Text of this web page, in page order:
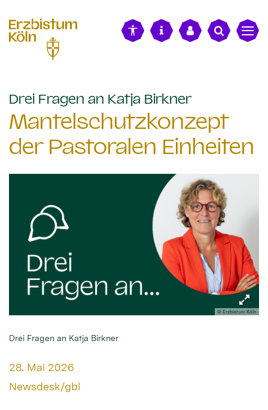
Drei Fragen an Katja Birkner:
Mantelschutzkonzept
der Pastoralen Einheiten
© Erzbistum Köln
Drei Fragen an Katja Birkner
Datum:
28. Mai 2026
Von:
Newsdesk/gbl